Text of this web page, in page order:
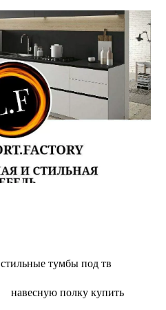
стильные тумбы под тв
навесную полку купить